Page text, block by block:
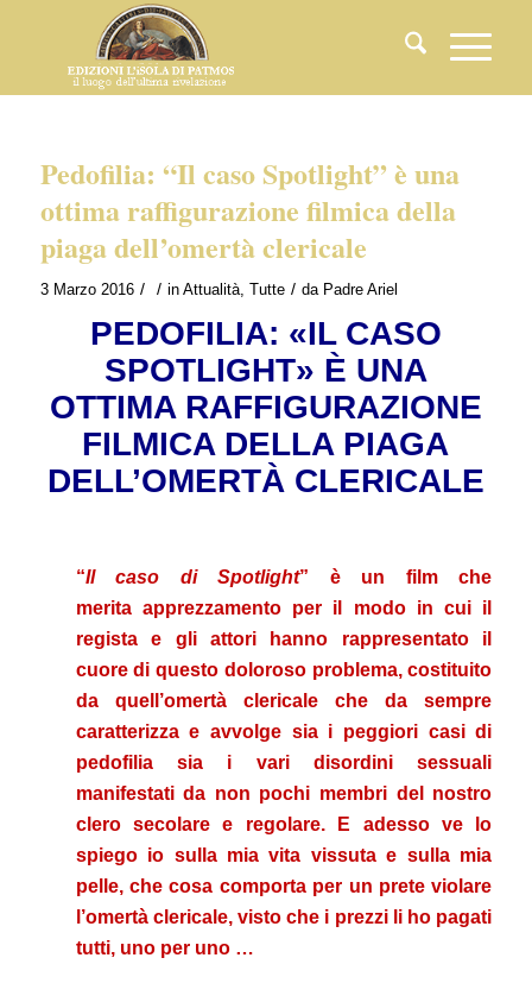
Pedofilia: “Il caso Spotlight” è una
ottima raffigurazione filmica della
piaga dell’omertà clericale
3 Marzo 2016 / / in Attualità, Tutte / da Padre Ariel
PEDOFILIA: «IL CASO
SPOTLIGHT» È UNA
OTTIMA RAFFIGURAZIONE
FILMICA DELLA PIAGA
DELL’OMERTÀ CLERICALE
“Il caso di Spotlight” è un film che
merita apprezzamento per il modo in cui il
regista e gli attori hanno rappresentato il
cuore di questo doloroso problema, costituito
da quell’omertà clericale che da sempre
caratterizza e avvolge sia i peggiori casi di
pedofilia sia i vari disordini sessuali
manifestati da non pochi membri del nostro
clero secolare e regolare. E adesso ve lo
spiego io sulla mia vita vissuta e sulla mia
pelle, che cosa comporta per un prete violare
l’omertà clericale, visto che i prezzi li ho pagati
tutti, uno per uno …